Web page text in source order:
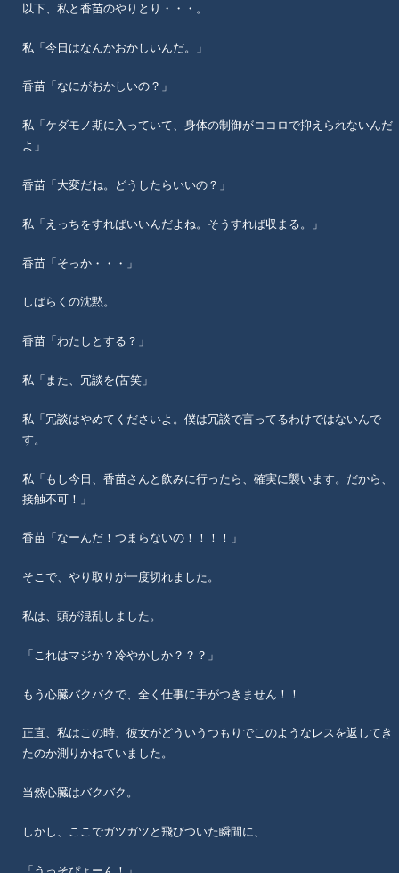
以下、私と香苗のやりとり・・・。
私「今日はなんかおかしいんだ。」
香苗「なにがおかしいの？」
私「ケダモノ期に入っていて、身体の制御がココロで抑えられないんだ
よ」
香苗「大変だね。どうしたらいいの？」
私「えっちをすればいいんだよね。そうすれば収まる。」
香苗「そっか・・・」
しばらくの沈黙。
香苗「わたしとする？」
私「また、冗談を(苦笑」
私「冗談はやめてくださいよ。僕は冗談で言ってるわけではないんで
す。
私「もし今日、香苗さんと飲みに行ったら、確実に襲います。だから、
接触不可！」
香苗「なーんだ！つまらないの！！！！」
そこで、やり取りが一度切れました。
私は、頭が混乱しました。
「これはマジか？冷やかしか？？？」
もう心臓バクバクで、全く仕事に手がつきません！！
正直、私はこの時、彼女がどういうつもりでこのようなレスを返してき
たのか測りかねていました。
当然心臓はバクバク。
しかし、ここでガツガツと飛びついた瞬間に、